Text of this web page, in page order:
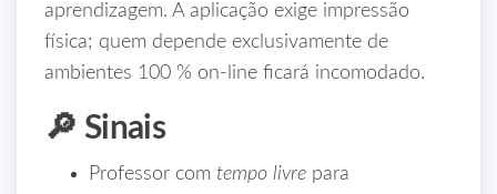
aprendizagem. A aplicação exige impressão
física; quem depende exclusivamente de
ambientes 100 % on‑line ficará incomodado.
🔎 Sinais
Professor com tempo livre para